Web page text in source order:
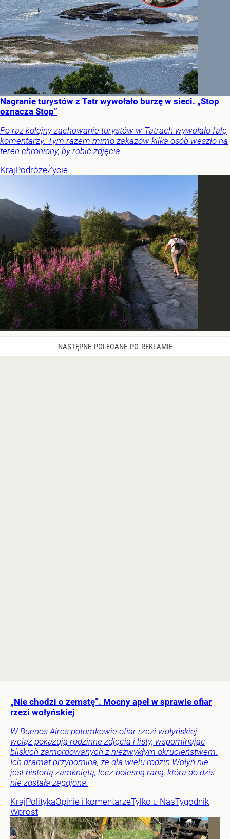
Nagranie turystów z Tatr wywołało burzę w sieci. „Stop
oznacza Stop”
Po raz kolejny zachowanie turystów w Tatrach wywołało falę
komentarzy. Tym razem mimo zakazów kilka osób weszło na
teren chroniony, by robić zdjęcia.
KrajPodróżeŻycie
„Nie chodzi o zemstę”. Mocny apel w sprawie ofiar
rzezi wołyńskiej
W Buenos Aires potomkowie ofiar rzezi wołyńskiej
wciąż pokazują rodzinne zdjęcia i listy, wspominając
bliskich zamordowanych z niezwykłym okrucieństwem.
Ich dramat przypomina, że dla wielu rodzin Wołyń nie
jest historią zamkniętą, lecz bolesną raną, która do dziś
nie została zagojona.
KrajPolitykaOpinie i komentarzeTylko u NasTygodnik
Wprost